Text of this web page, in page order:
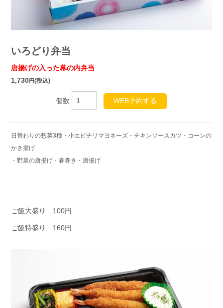
いろどり弁当
唐揚げの入った幕の内弁当
1,730円(税込)
個数: WEB予約する
日替わりの惣菜3種・小エビチリマヨネーズ・チキンソースカツ・コーンの
かき揚げ
・野菜の唐揚げ・春巻き・唐揚げ
ご飯大盛り 100円
ご飯特盛り 160円